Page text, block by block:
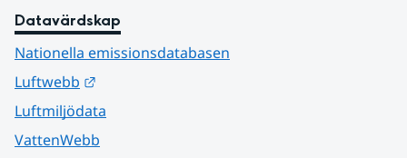
Datavärdskap
Nationella emissionsdatabasen
Luftwebb
Luftmiljödata
VattenWebb